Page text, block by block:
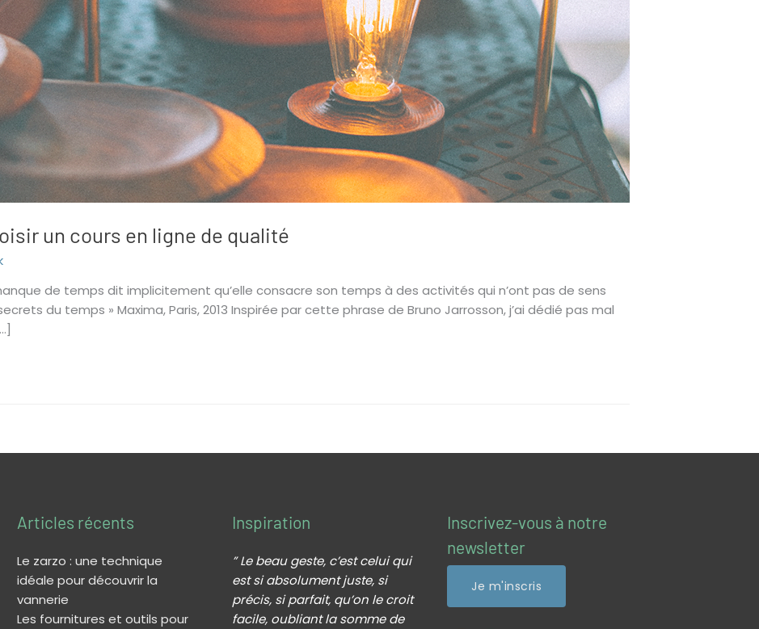
un cours en ligne de qualité
de temps dit implicitement qu’elle consacre son temps à des activités qui n’ont pas de sens
du temps » Maxima, Paris, 2013 Inspirée par cette phrase de Bruno Jarrosson, j’ai dédié pas mal
Articles récents
Le zarzo : une technique
idéale pour découvrir la
vannerie
Les fournitures et outils pour
Inspiration
” Le beau geste, c’est celui qui
est si absolument juste, si
précis, si parfait, qu’on le croit
facile, oubliant la somme de
Inscrivez-vous à notre
newsletter
Je m'inscris